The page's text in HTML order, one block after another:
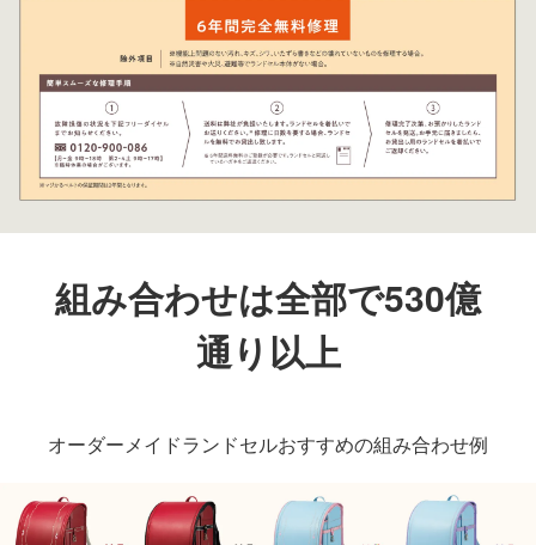
組み合わせは全部で530億
通り以上
オーダーメイドランドセルおすすめの組み合わせ例